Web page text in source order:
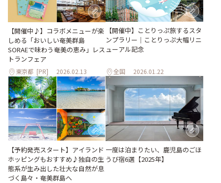
【開催中♪】コラボメニューが楽
しめる「おいしい奄美群島
SORAEで味わう奄美の恵み」レス
トランフェア
東京都 [PR] 2026.02.13
【開催中】ことりっぷ旅するスタ
ンプラリー｜ことりっぷ大幅リニ
ューアル記念
全国 2026.01.22
【予約発売スタート】アイランド
ホッピングもおすすめ♪独自の生
態系が生み出した壮大な自然が息
づく島々・奄美群島へ
一度は泊まりたい、鹿児島のごほ
うび宿6選【2025年】